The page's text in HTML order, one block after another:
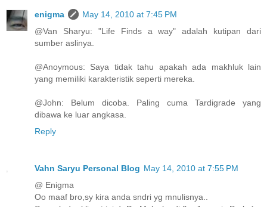
enigma
May 14, 2010 at 7:45 PM
@Van Sharyu: "Life Finds a way" adalah kutipan dari
sumber aslinya.
@Anoymous: Saya tidak tahu apakah ada makhluk lain
yang memiliki karakteristik seperti mereka.
@John: Belum dicoba. Paling cuma Tardigrade yang
dibawa ke luar angkasa.
Reply
Vahn Saryu Personal Blog May 14, 2010 at 7:55 PM
@ Enigma
Oo maaf bro,sy kira anda sndri yg mnulisnya..